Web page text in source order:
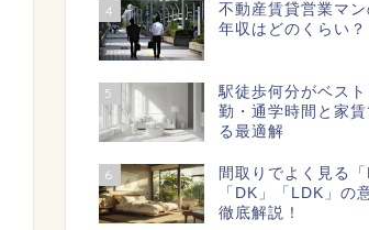
4
不動産賃貸営業マン
年収はどのくらい？
5
駅徒歩何分がベスト
勤・通学時間と家賃
る最適解
6
間取りでよく見る「
「DK」「LDK」の
徹底解説！